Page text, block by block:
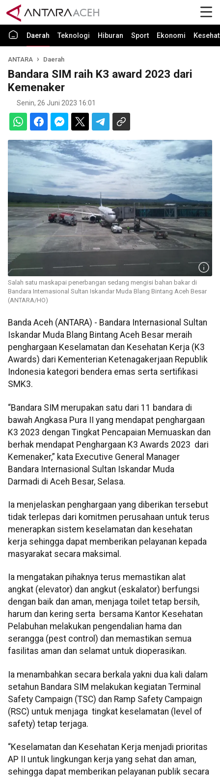
Daerah Teknologi Hiburan Sport Ekonomi
ANTARA Daerah
Bandara SIM raih K3 award 2023 dari
Kemenaker
Senin, 26 Juni 2023 16:01
Salah satu maskapai penerbangan sedang mengisi bahan bakar di
Bandara Internasional Sultan Iskandar Muda Blang Bintang Aceh Besar
(ANTARA/HO)
Banda Aceh (ANTARA) - Bandara Internasional Sultan
Iskandar Muda Blang Bintang Aceh Besar meraih
penghargaan Keselamatan dan Kesehatan Kerja (K3
Awards) dari Kementerian Ketenagakerjaan Republik
Indonesia kategori bendera emas serta sertifikasi
SMK3.
“Bandara SIM merupakan satu dari 11 bandara di
bawah Angkasa Pura II yang mendapat penghargaan
K3 2023 dengan Tingkat Pencapaian Memuaskan dan
berhak mendapat Penghargaan K3 Awards 2023 dari
Kemenaker,” kata Executive General Manager
Bandara Internasional Sultan Iskandar Muda
Darmadi di Aceh Besar, Selasa.
Ia menjelaskan penghargaan yang diberikan tersebut
tidak terlepas dari komitmen perusahaan untuk terus
menerapkan sistem keselamatan dan kesehatan
kerja sehingga dapat memberikan pelayanan kepada
masyarakat secara maksimal.
Ia mengatakan pihaknya terus memastikan alat
angkat (elevator) dan angkut (eskalator) berfungsi
dengan baik dan aman, menjaga toilet tetap bersih,
harum dan kering serta bersama Kantor Kesehatan
Pelabuhan melakukan pengendalian hama dan
serangga (pest control) dan memastikan semua
fasilitas aman dan selamat untuk dioperasikan.
Ia menambahkan secara berkala yakni dua kali dalam
setahun Bandara SIM melakukan kegiatan Terminal
Safety Campaign (TSC) dan Ramp Safety Campaign
(RSC) untuk menjaga tingkat keselamatan (level of
safety) tetap terjaga.
“Keselamatan dan Kesehatan Kerja menjadi prioritas
AP II untuk lingkungan kerja yang sehat dan aman,
sehingga dapat memberikan pelayanan publik secara